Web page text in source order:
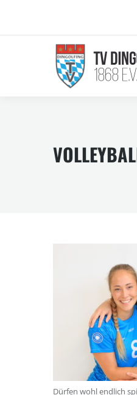
Dürfen wohl endlich